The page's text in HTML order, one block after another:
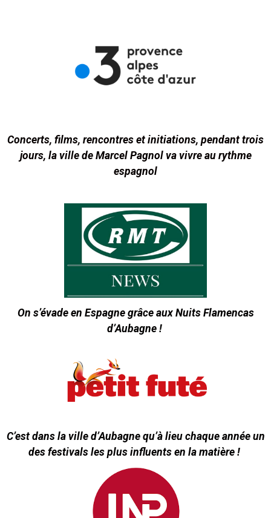
Concerts, films, rencontres et initiations, pendant trois
jours, la ville de Marcel Pagnol va vivre au rythme
espagnol
On s’évade en Espagne grâce aux Nuits Flamencas
d’Aubagne !
C’est dans la ville d’Aubagne qu’à lieu chaque année un
des festivals les plus influents en la matière !